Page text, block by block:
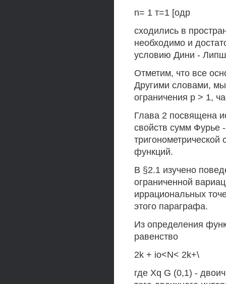
n= 1 т=1 [одр
сходились в
необходимо и
условию Дини -
Отметим, что все
Другими словами, мы
ограничения р > 1,
Глава 2 посвящена
свойств сумм Фурье
функций.
В §2.1 изучено
ограниченной
иррациональных
этого параграфа.
Из определения
равенство
2k + io<N< 2k+\
где Xq G (0,1) -